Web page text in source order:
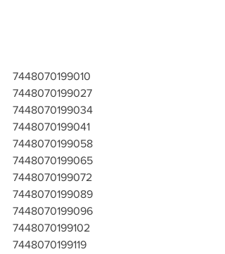
7448070199010
7448070199027
7448070199034
7448070199041
7448070199058
7448070199065
7448070199072
7448070199089
7448070199096
7448070199102
7448070199119